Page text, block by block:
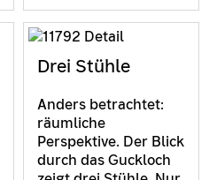
Drei Stühle
Anders betrachtet:
räumliche
Perspektive. Der Blick
durch das Guckloch